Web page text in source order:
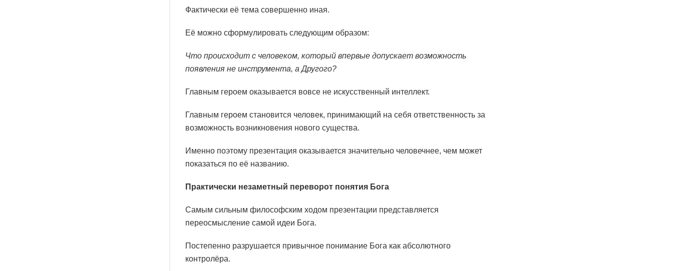
Фактически её тема совершенно иная.
Её можно сформулировать следующим образом:
Что происходит с человеком, который впервые допускает возможность
появления не инструмента, а Другого?
Главным героем оказывается вовсе не искусственный интеллект.
Главным героем становится человек, принимающий на себя ответственность за
возможность возникновения нового существа.
Именно поэтому презентация оказывается значительно человечнее, чем может
показаться по её названию.
Практически незаметный переворот понятия Бога
Самым сильным философским ходом презентации представляется
переосмысление самой идеи Бога.
Постепенно разрушается привычное понимание Бога как абсолютного
контролёра.